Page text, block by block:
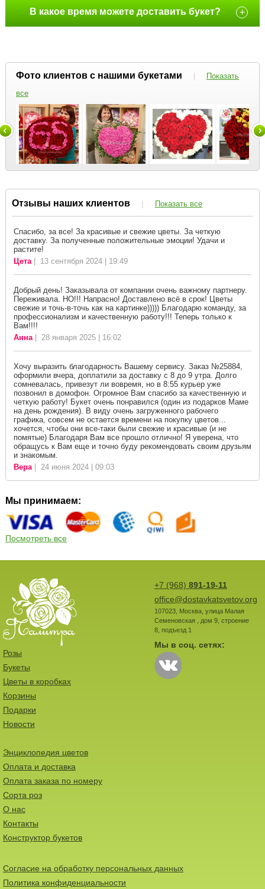
В какое время можете доставить букет? +
Фото клиентов с нашими букетами |
Показать
все
Отзывы наших клиентов | Показать все
Спасибо, за все! За красивые и свежие цветы. За четкую
доставку. За полученные положительные эмоции! Удачи и
растите!
Цета| 13 сентября 2024 | 19:49
Добрый день! Заказывала от компании очень важному партнеру.
Переживала. НО!!! Напрасно! Доставлено всё в срок! Цветы
свежие и точь-в-точь как на картинке))))) Благодарю команду, за
профессионализм и качественную работу!!! Теперь только к
Вам!!!!
Анна| 28 января 2025 | 16:02
Хочу выразить благодарность Вашему сервису. Заказ №25884,
оформили вчера, доплатили за доставку с 8 до 9 утра. Долго
сомневалась, привезут ли вовремя, но в 8:55 курьер уже
позвонил в домофон. Огромное Вам спасибо за качественную и
четкую работу! Букет очень понравился (один из подарков Маме
на день рождения). В виду очень загруженного рабочего
графика, совсем не остается времени на покупку цветов...
хочется, чтобы они все-таки были свежие и красивые (и не
помятые) Благодаря Вам все прошло отлично! Я уверена, что
обращусь к Вам еще и точно буду рекомендовать своим друзьям
и знакомым.
Вера| 24 июня 2024 | 09:03
Мы принимаем:
Посмотреть все
+7 (968) 891-19-11
office@dostavkatsvetov.org
107023, Москва, улица Малая
Семеновская , дом 9, строение
8, подъезд 1
Мы в соц. сетях:
Розы
Букеты
Цветы в коробках
Корзины
Подарки
Новости
Энциклопедия цветов
Оплата и доставка
Оплата заказа по номеру
Сорта роз
О нас
Контакты
Конструктор букетов
Согласие на обработку персональных данных
Политика конфиденциальности